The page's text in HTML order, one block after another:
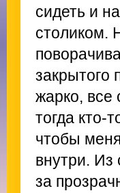
сидеть и
столиком.
закрытого
жарко, все
тогда кто-
чтобы
внутри. Из
за